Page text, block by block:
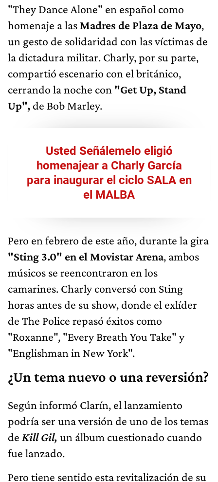
"They Dance Alone" en español como
homenaje a las Madres de Plaza de Mayo,
un gesto de solidaridad con las víctimas de
la dictadura militar. Charly, por su parte,
compartió escenario con el británico,
cerrando la noche con "Get Up, Stand
Up", de Bob Marley.
Usted Señálemelo eligió
homenajear a Charly García
para inaugurar el ciclo SALA en
el MALBA
Pero en febrero de este año, durante la gira
"Sting 3.0" en el Movistar Arena, ambos
músicos se reencontraron en los
camarines. Charly conversó con Sting
horas antes de su show, donde el exlíder
de The Police repasó éxitos como
"Roxanne", "Every Breath You Take" y
"Englishman in New York".
¿Un tema nuevo o una reversión?
Según informó Clarín, el lanzamiento
podría ser una versión de uno de los temas
de Kill Gil, un álbum cuestionado cuando
fue lanzado.
Pero tiene sentido esta revitalización de su